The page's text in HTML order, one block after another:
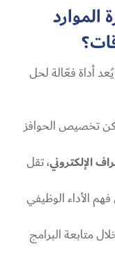
يُعد أداة فعّالة لحل
تخصيص الحوافز
الإلكتروني، تقل
الأداء الوظيفي
متابعة البرامج